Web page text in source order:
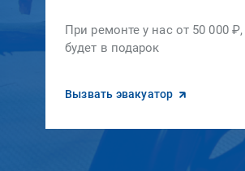
При ремонте у нас от 50 000
будет в подарок
Вызвать эвакуатор